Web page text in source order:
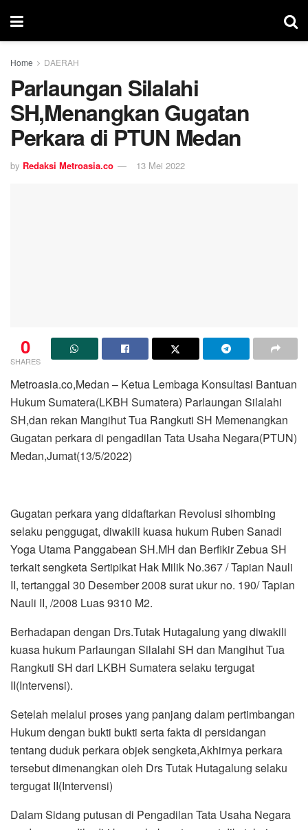
Home DAERAH
Parlaungan Silalahi
SH,Menangkan Gugatan
Perkara di PTUN Medan
by Redaksi Metroasia.co 13 Mei 2022
0
SHARES
Metroasia.co,Medan – Ketua Lembaga Konsultasi Bantuan
Hukum Sumatera(LKBH Sumatera) Parlaungan Silalahi
SH,dan rekan Mangihut Tua Rangkuti SH Memenangkan
Gugatan perkara di pengadilan Tata Usaha Negara(PTUN)
Medan,Jumat(13/5/2022)
Gugatan perkara yang didaftarkan Revolusi sihombing
selaku penggugat, diwakili kuasa hukum Ruben Sanadi
Yoga Utama Panggabean SH.MH dan Berfikir Zebua SH
terkait sengketa Sertipikat Hak Milik No.367 / Tapian Nauli
II, tertanggal 30 Desember 2008 surat ukur no. 190/ Tapian
Nauli II, /2008 Luas 9310 M2.
Berhadapan dengan Drs.Tutak Hutagalung yang diwakili
kuasa hukum Parlaungan Silalahi SH dan Mangihut Tua
Rangkuti SH dari LKBH Sumatera selaku tergugat
II(Intervensi).
Setelah melalui proses yang panjang dalam pertimbangan
Hukum dengan bukti bukti serta fakta di persidangan
tentang duduk perkara objek sengketa,Akhirnya perkara
tersebut dimenangkan oleh Drs Tutak Hutagalung selaku
tergugat II(Intervensi)
Dalam Sidang putusan di Pengadilan Tata Usaha Negara